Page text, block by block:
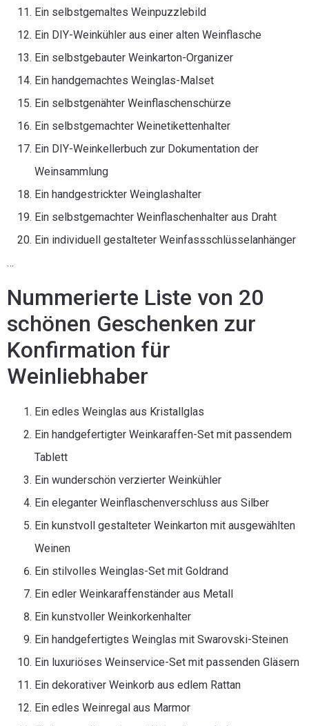
Ein selbstgemaltes Weinpuzzlebild
Ein DIY-Weinkühler aus einer alten Weinflasche
Ein selbstgebauter Weinkarton-Organizer
Ein handgemachtes Weinglas-Malset
Ein selbstgenähter Weinflaschenschürze
Ein selbstgemachter Weinetikettenhalter
Ein DIY-Weinkellerbuch zur Dokumentation der
Weinsammlung
Ein handgestrickter Weinglashalter
Ein selbstgemachter Weinflaschenhalter aus Draht
Ein individuell gestalteter Weinfassschlüsselanhänger
…
Nummerierte Liste von 20
schönen Geschenken zur
Konfirmation für
Weinliebhaber
Ein edles Weinglas aus Kristallglas
Ein handgefertigter Weinkaraffen-Set mit passendem
Tablett
Ein wunderschön verzierter Weinkühler
Ein eleganter Weinflaschenverschluss aus Silber
Ein kunstvoll gestalteter Weinkarton mit ausgewählten
Weinen
Ein stilvolles Weinglas-Set mit Goldrand
Ein edler Weinkaraffenständer aus Metall
Ein kunstvoller Weinkorkenhalter
Ein handgefertigtes Weinglas mit Swarovski-Steinen
Ein luxuriöses Weinservice-Set mit passenden Gläsern
Ein dekorativer Weinkorb aus edlem Rattan
Ein edles Weinregal aus Marmor